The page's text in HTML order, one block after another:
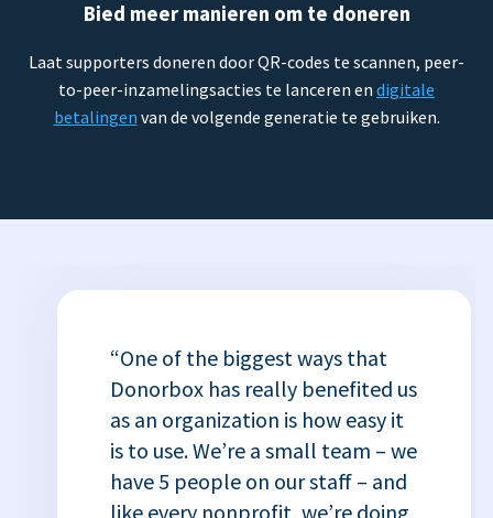
Bied meer manieren om te doneren
Laat supporters doneren door QR-codes te scannen, peer-
to-peer-inzamelingsacties te lanceren en digitale
betalingen van de volgende generatie te gebruiken.
“One of the biggest ways that
Donorbox has really benefited us
as an organization is how easy it
is to use. We’re a small team – we
have 5 people on our staff – and
like every nonprofit, we’re doing